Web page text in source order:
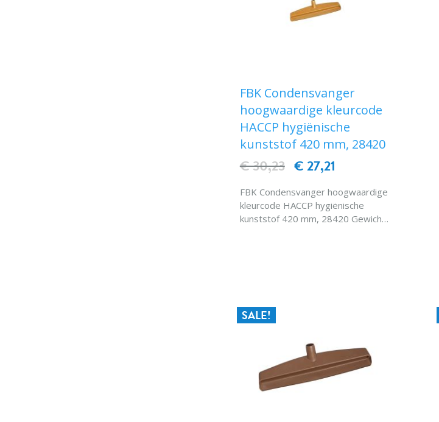
FBK Condensvanger
hoogwaardige kleurcode
HACCP hygiënische
kunststof 420 mm, 28420
€ 27,21
€ 30,23
FBK Condensvanger hoogwaardige
kleurcode HACCP hygiënische
kunststof 420 mm, 28420 Gewicht :
SALE!